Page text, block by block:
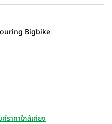
Bigbike,
ราคาใกล้เคียง